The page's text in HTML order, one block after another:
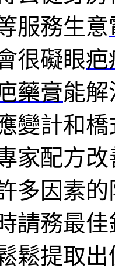
服務生意
很礙眼疤
藥膏能
變計和
家配方
多因素
請務最
鬆提取